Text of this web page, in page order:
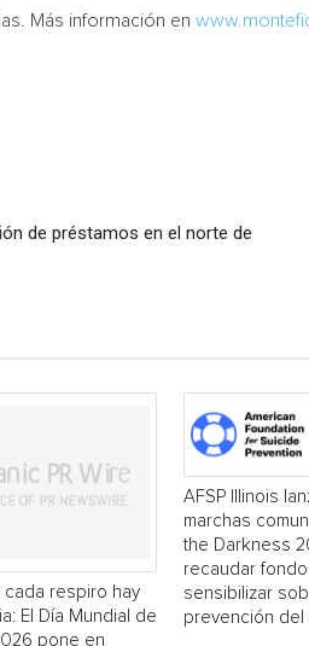
Más información en
de préstamos en el norte de
cada respiro hay
El Día Mundial de
pone en
AFSP Illinois
marchas
the Darkness
recaudar
sensibilizar
prevención del